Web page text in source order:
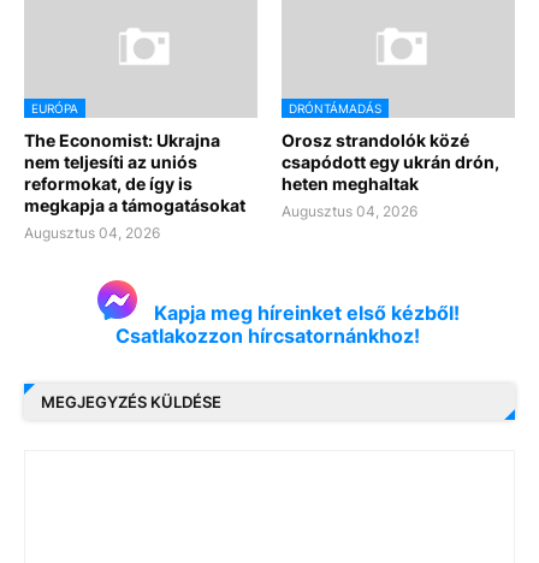
EURÓPA
The Economist: Ukrajna
nem teljesíti az uniós
reformokat, de így is
megkapja a támogatásokat
Augusztus 04, 2026
DRÓNTÁMADÁS
Orosz strandolók közé
csapódott egy ukrán drón,
heten meghaltak
Augusztus 04, 2026
Kapja meg híreinket első kézből!
Csatlakozzon hírcsatornánkhoz!
MEGJEGYZÉS KÜLDÉSE